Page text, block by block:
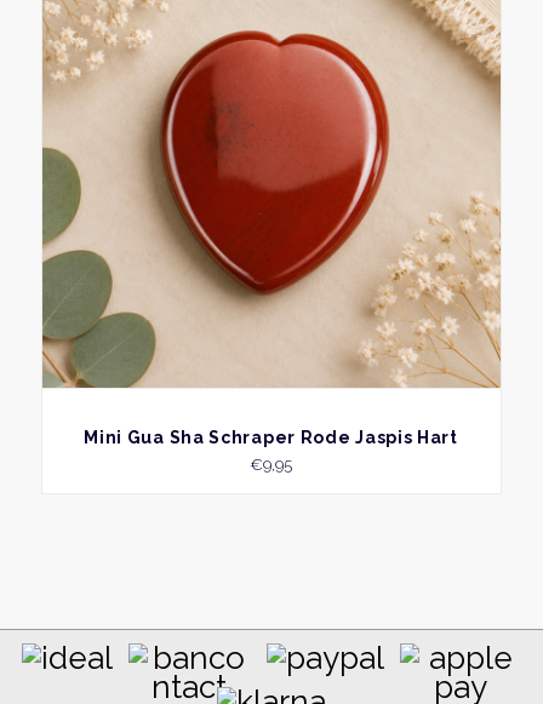
BEKIJK
Mini Gua Sha Schraper Rode Jaspis Hart
€9,95